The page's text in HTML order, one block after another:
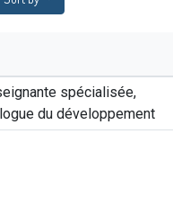
spécialisée,
du développement